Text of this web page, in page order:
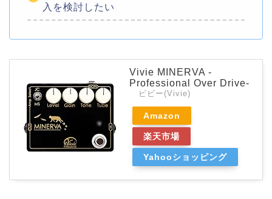
入を検討したい
Vivie MINERVA -
Professional Over Drive-
ビビー(Vivie)
Amazon
楽天市場
Yahooショッピング